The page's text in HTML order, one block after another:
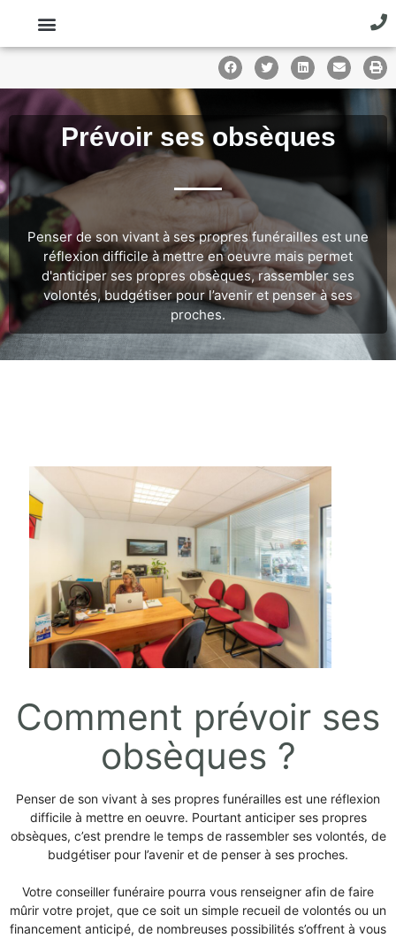
Prévoir ses obsèques
Penser de son vivant à ses propres funérailles est une
réflexion difficile à mettre en oeuvre mais permet
d'anticiper ses propres obsèques, rassembler ses
volontés, budgétiser pour l’avenir et penser à ses
proches.
Comment prévoir ses
obsèques ?
Penser de son vivant à ses propres funérailles est une réflexion
difficile à mettre en oeuvre. Pourtant anticiper ses propres
obsèques, c’est prendre le temps de rassembler ses volontés, de
budgétiser pour l’avenir et de penser à ses proches.
Votre conseiller funéraire pourra vous renseigner afin de faire
mûrir votre projet, que ce soit un simple recueil de volontés ou un
financement anticipé, de nombreuses possibilités s’offrent à vous